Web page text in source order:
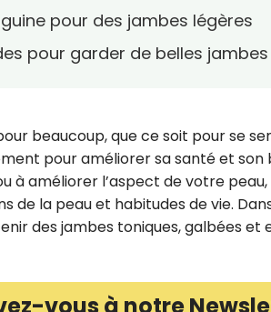
pour des jambes légères
pour garder de belles
beaucoup, que ce soit pour se
pour améliorer sa santé et son
à améliorer l’aspect de votre
de la peau et habitudes de vie.
des jambes toniques, galbées et